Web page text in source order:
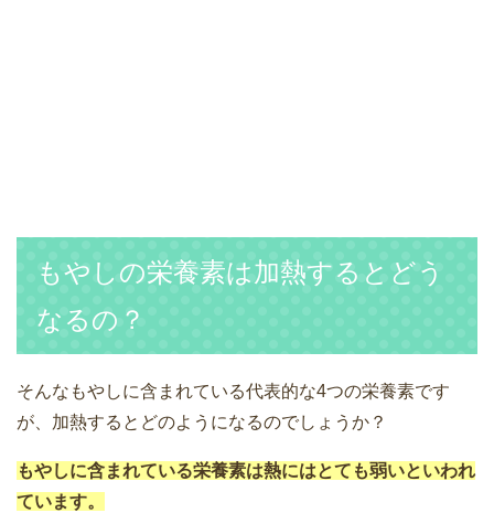
もやしの栄養素は加熱するとどう
なるの？
そんなもやしに含まれている代表的な4つの栄養素です
が、加熱するとどのようになるのでしょうか？
もやしに含まれている栄養素は熱にはとても弱いといわれ
ています。